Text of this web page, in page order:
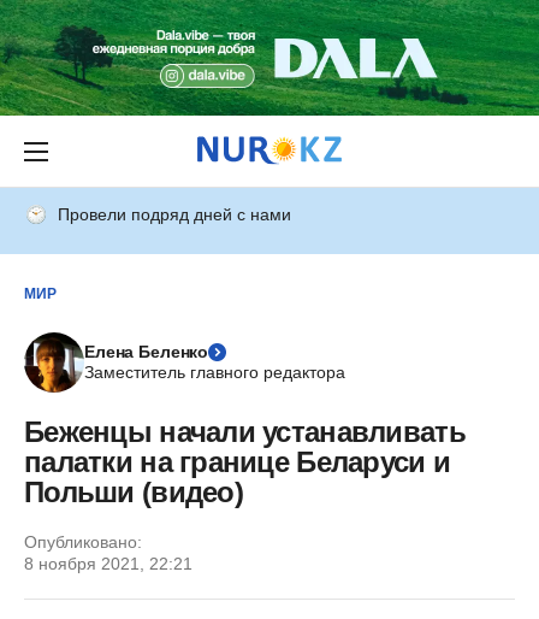
Провели подряд дней с нами
МИР
Елена Беленко
Заместитель главного редактора
Беженцы начали устанавливать
палатки на границе Беларуси и
Польши (видео)
Опубликовано:
8 ноября 2021, 22:21